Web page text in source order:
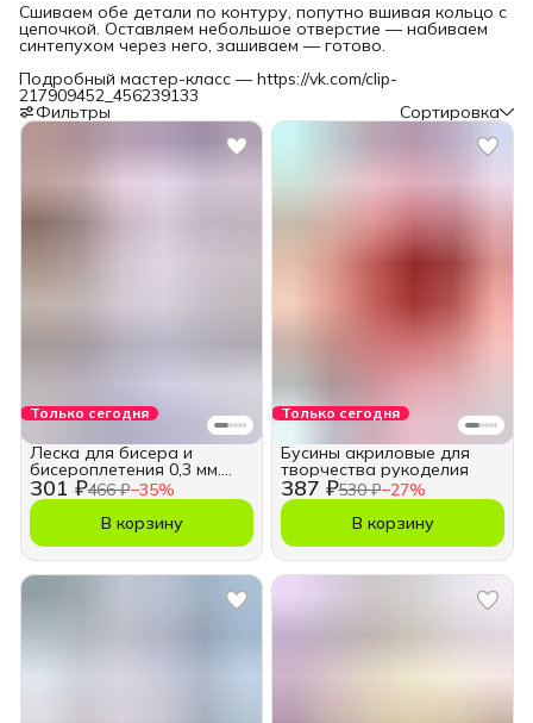
Сшиваем обе детали по контуру, попутно вшивая кольцо с
цепочкой. Оставляем небольшое отверстие — набиваем
синтепухом через него, зашиваем — готово.
Подробный мастер-класс — https://vk.com/clip-
217909452_456239133
Фильтры Сортировка
Только сегодня
301 ₽466 ₽−35%
Леска для бисера и
бисероплетения 0,3 мм.
400 м.
В корзину
Только сегодня
387 ₽530 ₽−27%
Бусины акриловые для
творчества рукоделия
В корзину